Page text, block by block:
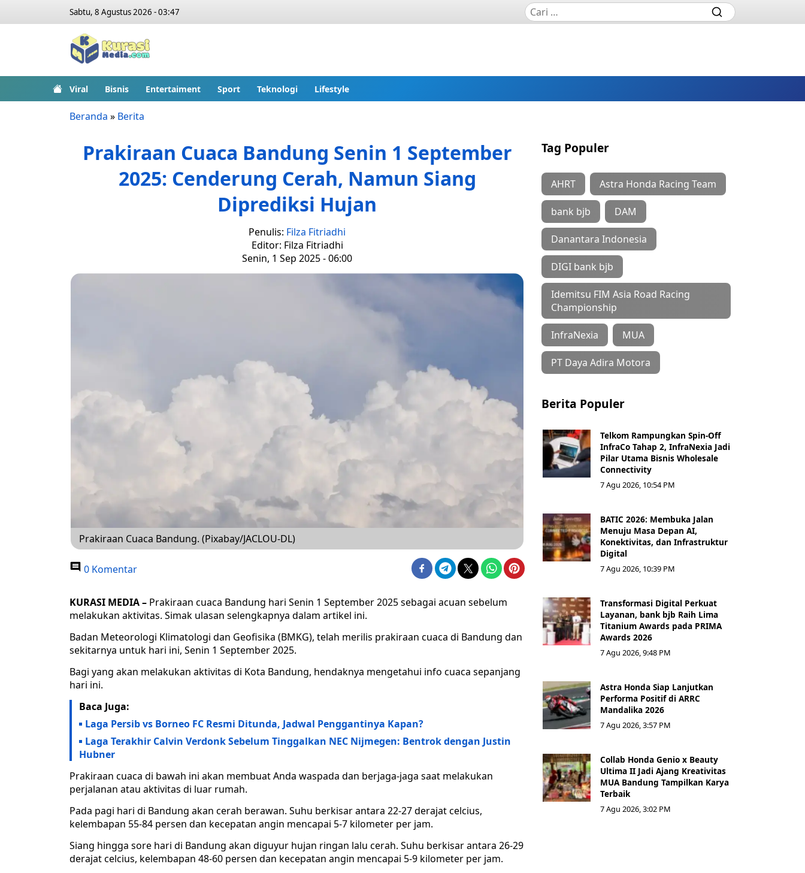
Sabtu, 8 Agustus 2026 - 03:47
Viral Bisnis Entertaiment Sport Teknologi Lifestyle
Beranda » Berita
Prakiraan Cuaca Bandung Senin 1 September
2025: Cenderung Cerah, Namun Siang
Diprediksi Hujan
Penulis: Filza Fitriadhi
Editor: Filza Fitriadhi
Senin, 1 Sep 2025 - 06:00
Prakiraan Cuaca Bandung. (Pixabay/JACLOU-DL)
0 Komentar
KURASI MEDIA – Prakiraan cuaca Bandung hari Senin 1 September 2025 sebagai acuan sebelum
melakukan aktivitas. Simak ulasan selengkapnya dalam artikel ini.
Badan Meteorologi Klimatologi dan Geofisika (BMKG), telah merilis prakiraan cuaca di Bandung dan
sekitarnya untuk hari ini, Senin 1 September 2025.
Bagi yang akan melakukan aktivitas di Kota Bandung, hendaknya mengetahui info cuaca sepanjang
hari ini.
Baca Juga:
Laga Persib vs Borneo FC Resmi Ditunda, Jadwal Penggantinya Kapan?
Laga Terakhir Calvin Verdonk Sebelum Tinggalkan NEC Nijmegen: Bentrok dengan Justin
Hubner
Prakiraan cuaca di bawah ini akan membuat Anda waspada dan berjaga-jaga saat melakukan
perjalanan atau aktivitas di luar rumah.
Pada pagi hari di Bandung akan cerah berawan. Suhu berkisar antara 22-27 derajat celcius,
kelembapan 55-84 persen dan kecepatan angin mencapai 5-7 kilometer per jam.
Siang hingga sore hari di Bandung akan diguyur hujan ringan lalu cerah. Suhu berkisar antara 26-29
derajat celcius, kelembapan 48-60 persen dan kecepatan angin mencapai 5-9 kilometer per jam.
Tag Populer
AHRT Astra Honda Racing Team
bank bjb DAM
Danantara Indonesia
DIGI bank bjb
Idemitsu FIM Asia Road Racing
Championship
InfraNexia MUA
PT Daya Adira Motora
Berita Populer
Telkom Rampungkan Spin-Off
InfraCo Tahap 2, InfraNexia Jadi
Pilar Utama Bisnis Wholesale
Connectivity
7 Agu 2026, 10:54 PM
BATIC 2026: Membuka Jalan
Menuju Masa Depan AI,
Konektivitas, dan Infrastruktur
Digital
7 Agu 2026, 10:39 PM
Transformasi Digital Perkuat
Layanan, bank bjb Raih Lima
Titanium Awards pada PRIMA
Awards 2026
7 Agu 2026, 9:48 PM
Astra Honda Siap Lanjutkan
Performa Positif di ARRC
Mandalika 2026
7 Agu 2026, 3:57 PM
Collab Honda Genio x Beauty
Ultima II Jadi Ajang Kreativitas
MUA Bandung Tampilkan Karya
Terbaik
7 Agu 2026, 3:02 PM